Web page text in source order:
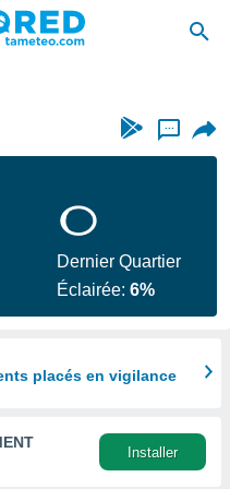
...
Dernier Quartier
Éclairée:6%
placés en vigilance
Installer